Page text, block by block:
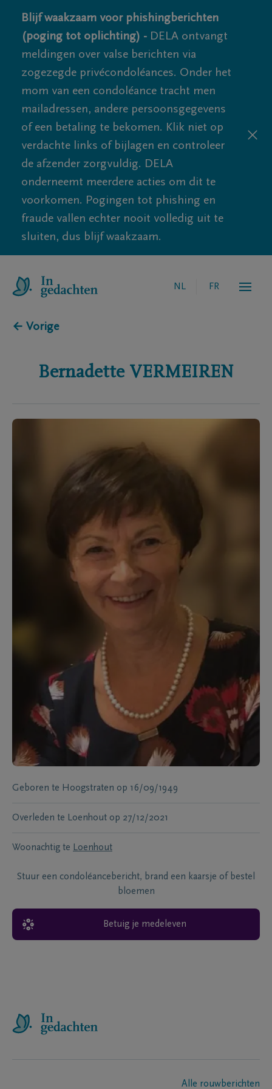
Blijf waakzaam voor phishingberichten
(poging tot oplichting) - DELA ontvangt
meldingen over valse berichten via
zogezegde privécondoléances. Onder het
mom van een condoléance tracht men
mailadressen, andere persoonsgegevens
of een betaling te bekomen. Klik niet op
verdachte links of bijlagen en controleer
de afzender zorgvuldig. DELA
onderneemt meerdere acties om dit te
voorkomen. Pogingen tot phishing en
fraude vallen echter nooit volledig uit te
sluiten, dus blijf waakzaam.
NL FR
← Vorige
Bernadette VERMEIREN
Geboren te Hoogstraten op 16/09/1949
Overleden te Loenhout op 27/12/2021
Woonachtig te Loenhout
Stuur een condoléancebericht, brand een kaarsje of bestel
bloemen
Betuig je medeleven
Alle rouwberichten